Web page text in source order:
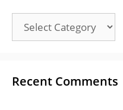
Recent Comments